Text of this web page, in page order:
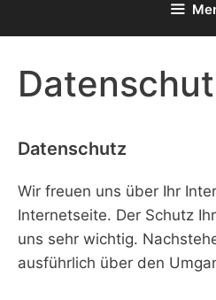
Datenschutz
Wir freuen uns über Ihr
Internetseite. Der Schutz
uns sehr wichtig.
ausführlich über den